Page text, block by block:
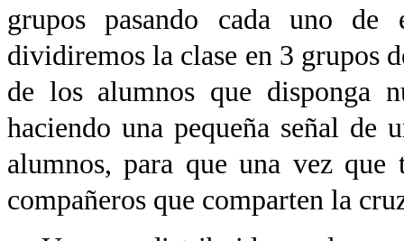
grupos pasando cada uno
dividiremos la clase en 3 grupos
de los alumnos que disponga
haciendo una pequeña señal de
alumnos, para que una vez
compañeros que comparten la